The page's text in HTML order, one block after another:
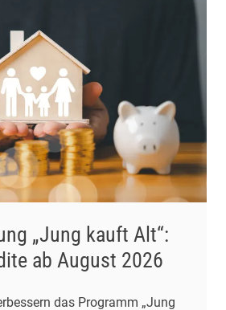
„Jung kauft Alt“:
ab August 2026
das Programm „Jung